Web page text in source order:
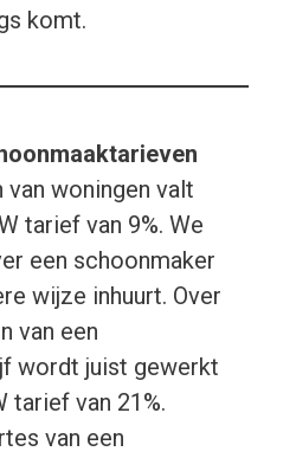
komt.
woningen valt
tarief van 9%. We
een schoonmaker
wijze inhuurt. Over
van een
wordt juist gewerkt
tarief van 21%.
van een